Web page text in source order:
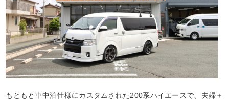
もともと車中泊仕様にカスタムされた200系ハイエースで、夫婦＋